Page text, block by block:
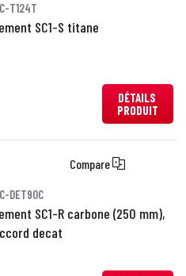
T124T
SC1-S titane
DÉTAILS
PRODUIT
Compare
DET90C
SC1-R carbone (250 mm),
decat